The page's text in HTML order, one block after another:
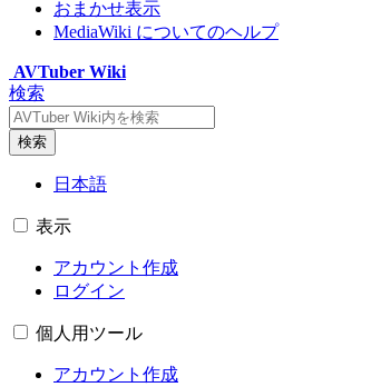
おまかせ表示
MediaWiki についてのヘルプ
AVTuber Wiki
検索
検索
日本語
表示
アカウント作成
ログイン
個人用ツール
アカウント作成